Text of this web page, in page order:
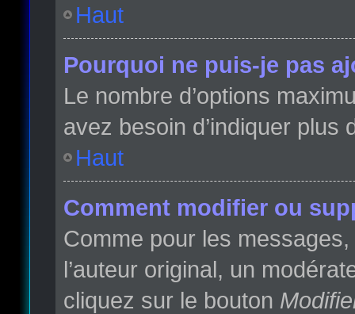
Haut
Pourquoi ne puis-je pas
Le nombre d’options
avez besoin d’indiquer plus
Haut
Comment modifier ou
Comme pour les
l’auteur original, un
cliquez sur le bouton